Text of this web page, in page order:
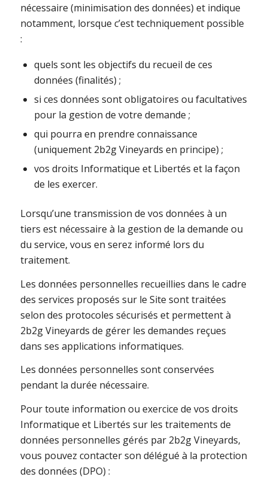
nécessaire (minimisation des données) et indique
notamment, lorsque c’est techniquement possible
:
quels sont les objectifs du recueil de ces
données (finalités) ;
si ces données sont obligatoires ou facultatives
pour la gestion de votre demande ;
qui pourra en prendre connaissance
(uniquement 2b2g Vineyards en principe) ;
vos droits Informatique et Libertés et la façon
de les exercer.
Lorsqu’une transmission de vos données à un
tiers est nécessaire à la gestion de la demande ou
du service, vous en serez informé lors du
traitement.
Les données personnelles recueillies dans le cadre
des services proposés sur le Site sont traitées
selon des protocoles sécurisés et permettent à
2b2g Vineyards de gérer les demandes reçues
dans ses applications informatiques.
Les données personnelles sont conservées
pendant la durée nécessaire.
Pour toute information ou exercice de vos droits
Informatique et Libertés sur les traitements de
données personnelles gérés par 2b2g Vineyards,
vous pouvez contacter son délégué à la protection
des données (DPO) :